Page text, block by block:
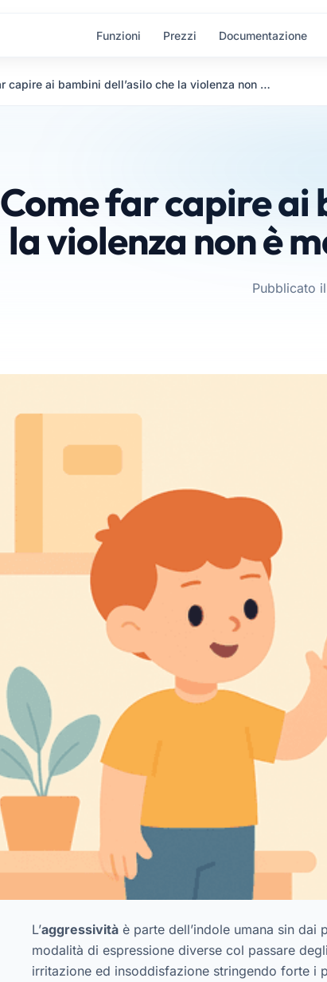
Funzioni Prezzi Documentazione
Come far capire ai bambini dell’asilo che la violenza non è mai la giusta soluzione
Come far capire ai
la violenza non è
Pubblicato
L’aggressivitàè parte dell’indole umana sin dai
modalità di espressione diverse col passare
irritazione ed insoddisfazione stringendo forte i